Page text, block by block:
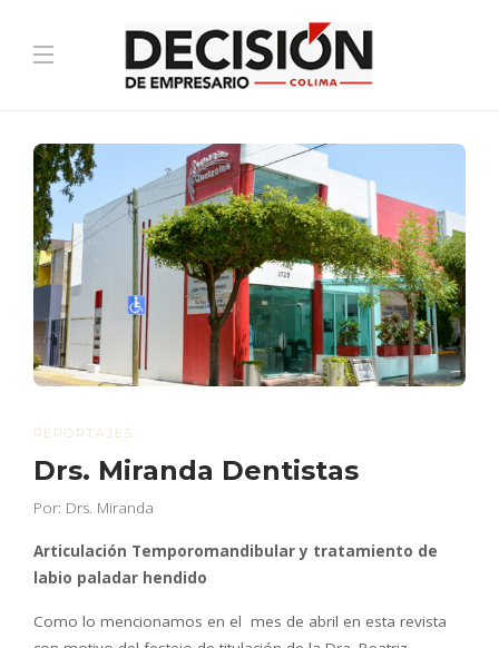
REPORTAJES
Drs. Miranda Dentistas
Por: Drs. Miranda
Articulación Temporomandibular y tratamiento de
labio paladar hendido
Como lo mencionamos en el mes de abril en esta revista